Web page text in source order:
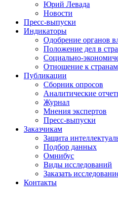
Юрий Левада
Новости
Пресс-выпуски
Индикаторы
Одобрение органов
Положение дел в
Социально-
Отношение к странам
Публикации
Сборник опросов
Аналитические
Журнал
Мнения экспертов
Пресс-выпуски
Заказчикам
Защита
Подбор данных
Омнибус
Виды исследований
Заказать
Контакты